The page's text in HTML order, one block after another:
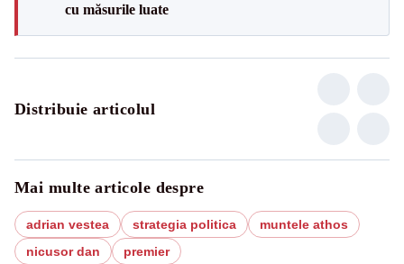
cu măsurile luate
Distribuie articolul
Mai multe articole despre
adrian vestea strategia politica
muntele athos
nicusor dan
premier